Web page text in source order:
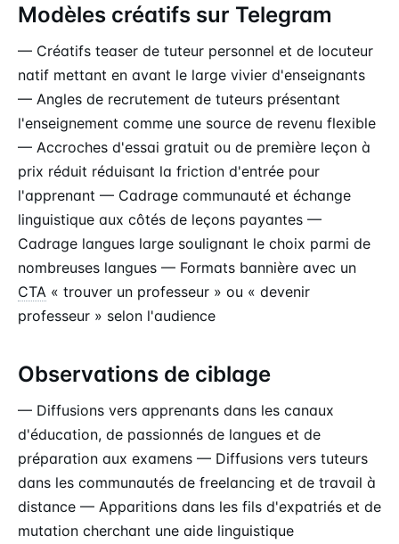
Modèles créatifs sur Telegram
— Créatifs teaser de tuteur personnel et de locuteur
natif mettant en avant le large vivier d'enseignants
— Angles de recrutement de tuteurs présentant
l'enseignement comme une source de revenu flexible
— Accroches d'essai gratuit ou de première leçon à
prix réduit réduisant la friction d'entrée pour
l'apprenant — Cadrage communauté et échange
linguistique aux côtés de leçons payantes —
Cadrage langues large soulignant le choix parmi de
nombreuses langues — Formats bannière avec un
CTA « trouver un professeur » ou « devenir
professeur » selon l'audience
Observations de ciblage
— Diffusions vers apprenants dans les canaux
d'éducation, de passionnés de langues et de
préparation aux examens — Diffusions vers tuteurs
dans les communautés de freelancing et de travail à
distance — Apparitions dans les fils d'expatriés et de
mutation cherchant une aide linguistique